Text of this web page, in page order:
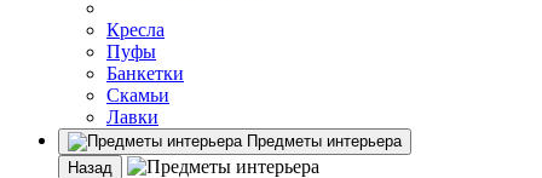
Кресла
Пуфы
Банкетки
Скамьи
Лавки
Предметы интерьера
Назад